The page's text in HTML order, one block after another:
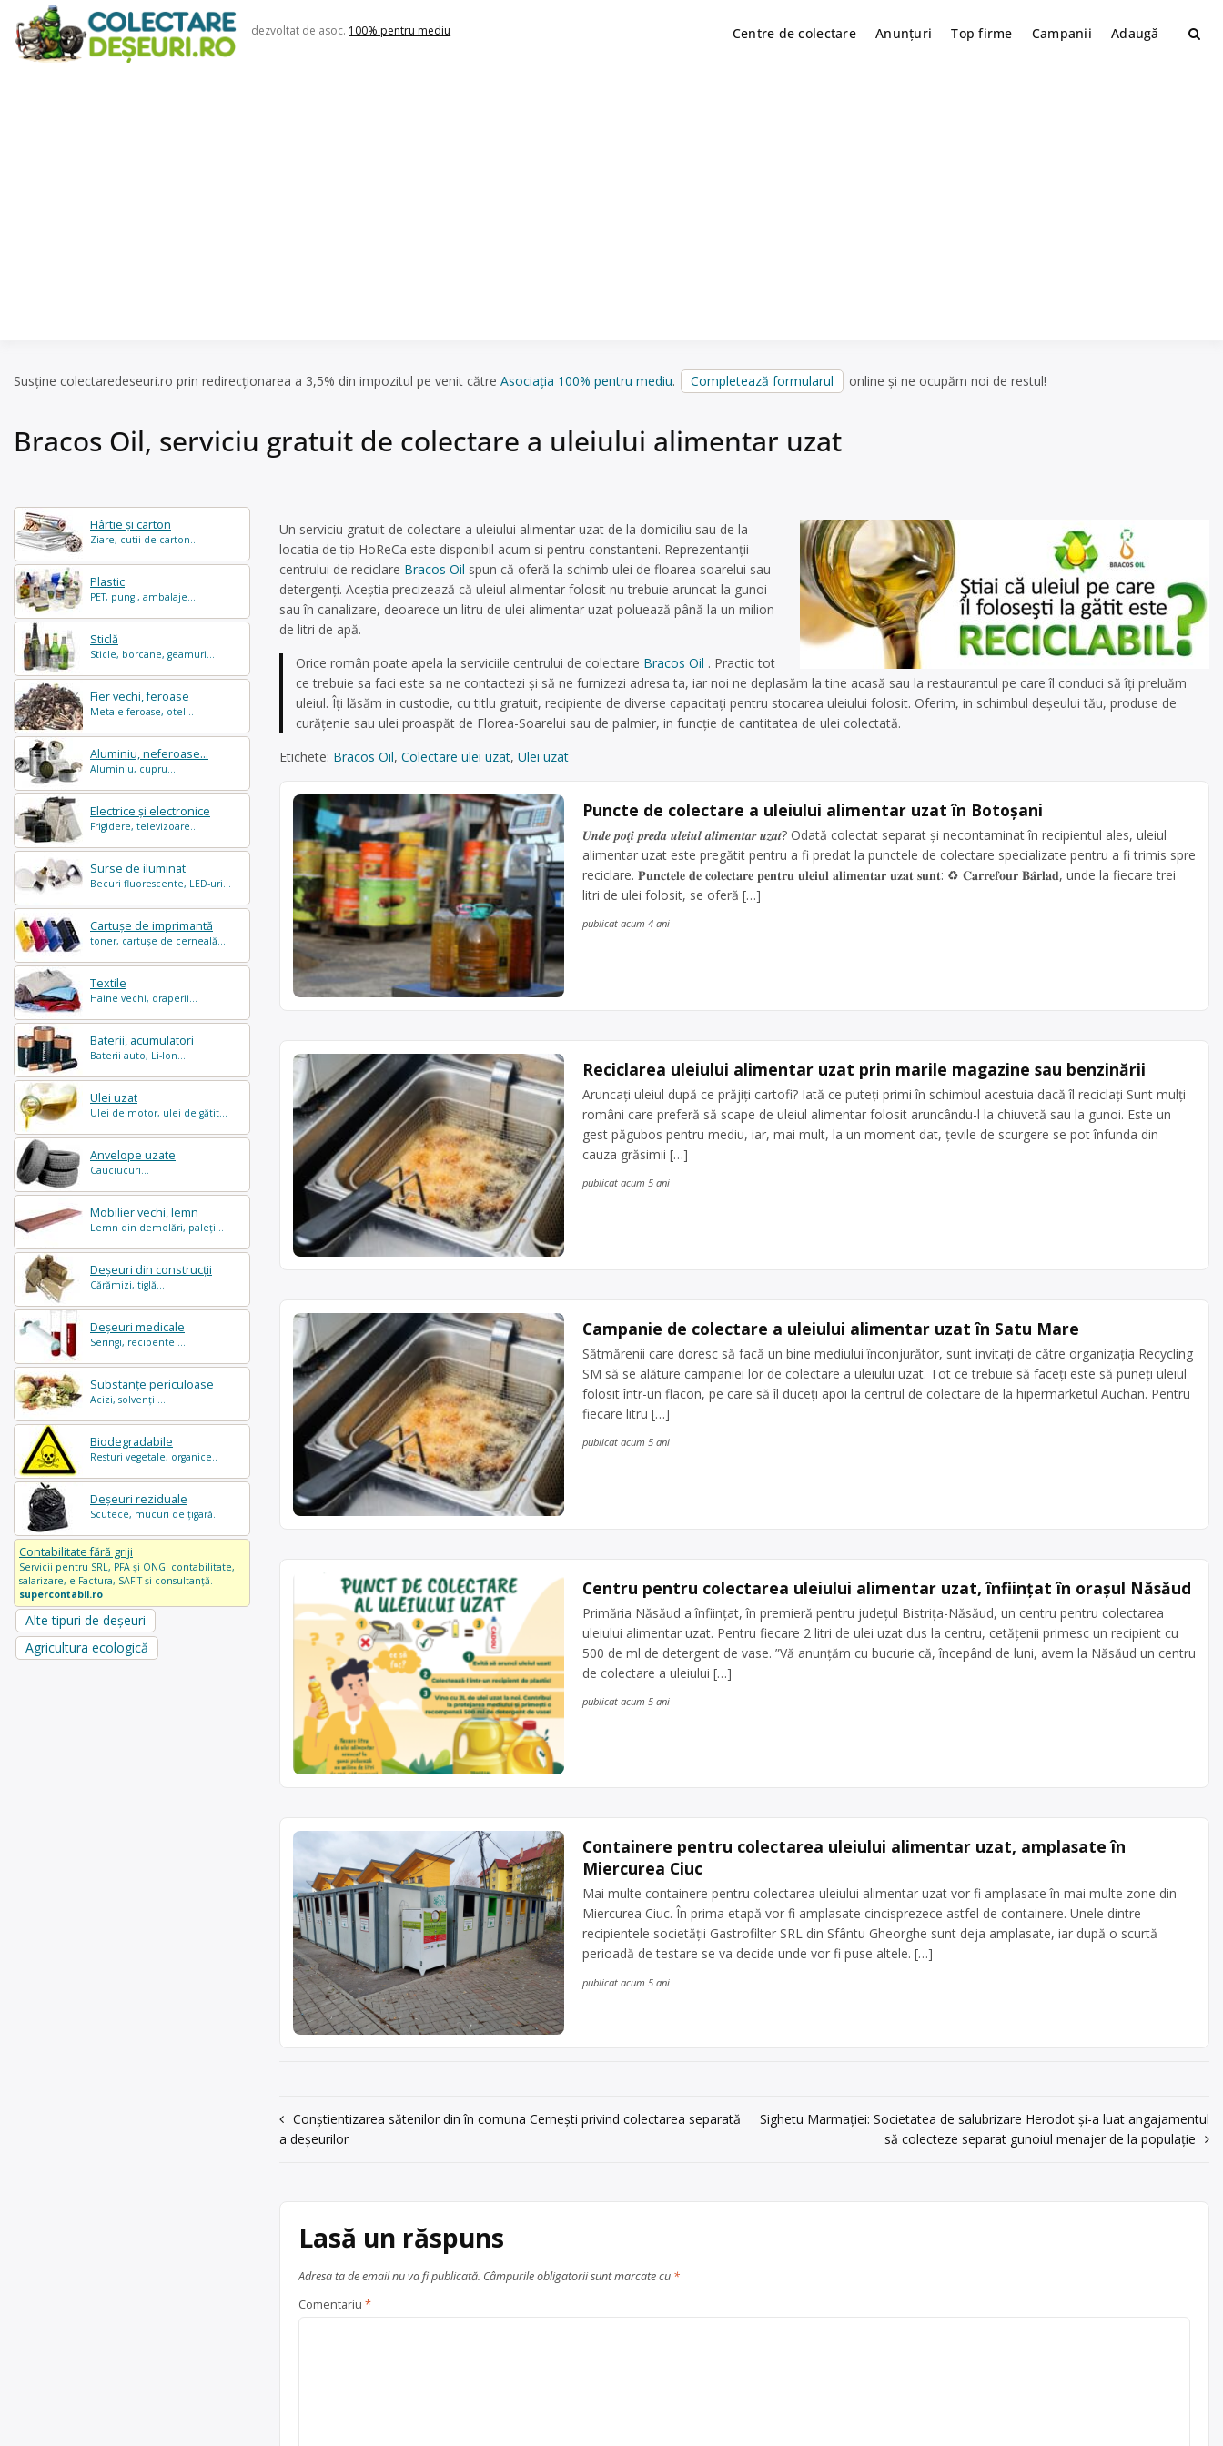
content
dezvoltat de asoc. 100% pentru mediu Centre de colectare Anunțuri Top firme Campanii Adaugă
Susține colectaredeseuri.ro prin redirecționarea a 3,5% din impozitul pe venit către Asociația 100% pentru mediu. Completează formularul online și ne ocupăm noi de restul!
Bracos Oil, serviciu gratuit de colectare a uleiului alimentar uzat
Hârtie și carton
Ziare, cutii de carton...
Plastic
PET, pungi, ambalaje...
Sticlă
Sticle, borcane, geamuri...
Fier vechi, feroase
Metale feroase, otel...
Aluminiu, neferoase...
Aluminiu, cupru...
Electrice și electronice
Frigidere, televizoare...
Surse de iluminat
Becuri fluorescente, LED-uri...
Cartușe de imprimantă
toner, cartușe de cerneală...
Textile
Haine vechi, draperii...
Baterii, acumulatori
Baterii auto, Li-Ion...
Ulei uzat
Ulei de motor, ulei de gătit...
Anvelope uzate
Cauciucuri...
Mobilier vechi, lemn
Lemn din demolări, paleți...
Deșeuri din construcții
Cărămizi, tiglă...
Deșeuri medicale
Seringi, recipente ...
Substanțe periculoase
Acizi, solvenți ...
Biodegradabile
Resturi vegetale, organice..
Deșeuri reziduale
Scutece, mucuri de țigară..
Contabilitate fără griji
Servicii pentru SRL, PFA și ONG: contabilitate,
salarizare, e-Factura, SAF-T și consultanță.
supercontabil.ro
Alte tipuri de deșeuri
Agricultura ecologică
Un serviciu gratuit de colectare a uleiului alimentar uzat de la domiciliu sau de la
locatia de tip HoReCa este disponibil acum si pentru constanteni. Reprezentanţii
centrului de reciclare Bracos Oil spun că oferă la schimb ulei de floarea soarelui sau
detergenţi. Aceştia precizează că uleiul alimentar folosit nu trebuie aruncat la gunoi
sau în canalizare, deoarece un litru de ulei alimentar uzat poluează până la un milion
de litri de apă.
Orice român poate apela la serviciile centrului de colectare Bracos Oil . Practic tot
ce trebuie sa faci este sa ne contactezi și să ne furnizezi adresa ta, iar noi ne deplasăm la tine acasă sau la restaurantul pe care îl conduci să îți preluăm
uleiul. Îți lăsăm in custodie, cu titlu gratuit, recipiente de diverse capacitați pentru stocarea uleiului folosit. Oferim, in schimbul deșeului tău, produse de
curățenie sau ulei proaspăt de Florea-Soarelui sau de palmier, in funcție de cantitatea de ulei colectată.
Etichete: Bracos Oil, Colectare ulei uzat, Ulei uzat
Puncte de colectare a uleiului alimentar uzat în Botoșani
𝑼𝒏𝒅𝒆 𝒑𝒐𝒕̧𝒊 𝒑𝒓𝒆𝒅𝒂 𝒖𝒍𝒆𝒊𝒖𝒍 𝒂𝒍𝒊𝒎𝒆𝒏𝒕𝒂𝒓 𝒖𝒛𝒂𝒕? Odată colectat separat și necontaminat în recipientul ales, uleiul
alimentar uzat este pregătit pentru a fi predat la punctele de colectare specializate pentru a fi trimis spre
reciclare. 𝐏𝐮𝐧𝐜𝐭𝐞𝐥𝐞 𝐝𝐞 𝐜𝐨𝐥𝐞𝐜𝐭𝐚𝐫𝐞 𝐩𝐞𝐧𝐭𝐫𝐮 𝐮𝐥𝐞𝐢𝐮𝐥 𝐚𝐥𝐢𝐦𝐞𝐧𝐭𝐚𝐫 𝐮𝐳𝐚𝐭 𝐬𝐮𝐧𝐭: ♻️ 𝐂𝐚𝐫𝐫𝐞𝐟𝐨𝐮𝐫 𝐁𝐚̂𝐫𝐥𝐚𝐝, unde la fiecare trei
litri de ulei folosit, se oferă […]
publicat acum 4 ani
Reciclarea uleiului alimentar uzat prin marile magazine sau benzinării
Aruncați uleiul după ce prăjiți cartofi? Iată ce puteți primi în schimbul acestuia dacă îl reciclați Sunt mulți
români care preferă să scape de uleiul alimentar folosit aruncându-l la chiuvetă sau la gunoi. Este un
gest păgubos pentru mediu, iar, mai mult, la un moment dat, țevile de scurgere se pot înfunda din
cauza grăsimii […]
publicat acum 5 ani
Campanie de colectare a uleiului alimentar uzat în Satu Mare
Sătmărenii care doresc să facă un bine mediului înconjurător, sunt invitați de către organizația Recycling
SM să se alăture campaniei lor de colectare a uleiului uzat. Tot ce trebuie să faceți este să puneți uleiul
folosit într-un flacon, pe care să îl duceți apoi la centrul de colectare de la hipermarketul Auchan. Pentru
fiecare litru […]
publicat acum 5 ani
Centru pentru colectarea uleiului alimentar uzat, înființat în orașul Năsăud
Primăria Năsăud a înființat, în premieră pentru județul Bistrița-Năsăud, un centru pentru colectarea
uleiului alimentar uzat. Pentru fiecare 2 litri de ulei uzat dus la centru, cetățenii primesc un recipient cu
500 de ml de detergent de vase. ”Vă anunțăm cu bucurie că, începând de luni, avem la Năsăud un centru
de colectare a uleiului […]
publicat acum 5 ani
Containere pentru colectarea uleiului alimentar uzat, amplasate în
Miercurea Ciuc
Mai multe containere pentru colectarea uleiului alimentar uzat vor fi amplasate în mai multe zone din
Miercurea Ciuc. În prima etapă vor fi amplasate cincisprezece astfel de containere. Unele dintre
recipientele societăţii Gastrofilter SRL din Sfântu Gheorghe sunt deja amplasate, iar după o scurtă
perioadă de testare se va decide unde vor fi puse altele. […]
publicat acum 5 ani
Navigare
în
Conștientizarea sătenilor din în comuna Cernești privind colectarea separată
a deșeurilor
Sighetu Marmaţiei: Societatea de salubrizare Herodot și-a luat angajamentul
să colecteze separat gunoiul menajer de la populație
Lasă un răspuns
Adresa ta de email nu va fi publicată. Câmpurile obligatorii sunt marcate cu *
Comentariu *